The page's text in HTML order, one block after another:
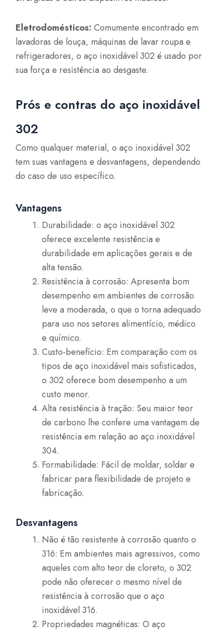
Eletrodomésticos: Comumente encontrado em
lavadoras de louça, máquinas de lavar roupa e
refrigeradores, o aço inoxidável 302 é usado por
sua força e resistência ao desgaste.
Prós e contras do aço inoxidável
302
Como qualquer material, o aço inoxidável 302
tem suas vantagens e desvantagens, dependendo
do caso de uso específico.
Vantagens
Durabilidade: o aço inoxidável 302
oferece excelente resistência e
durabilidade em aplicações gerais e de
alta tensão.
Resistência à corrosão: Apresenta bom
desempenho em ambientes de corrosão
leve a moderada, o que o torna adequado
para uso nos setores alimentício, médico
e químico.
Custo-benefício: Em comparação com os
tipos de aço inoxidável mais sofisticados,
o 302 oferece bom desempenho a um
custo menor.
Alta resistência à tração: Seu maior teor
de carbono lhe confere uma vantagem de
resistência em relação ao aço inoxidável
304.
Formabilidade: Fácil de moldar, soldar e
fabricar para flexibilidade de projeto e
fabricação.
Desvantagens
Não é tão resistente à corrosão quanto o
316: Em ambientes mais agressivos, como
aqueles com alto teor de cloreto, o 302
pode não oferecer o mesmo nível de
resistência à corrosão que o aço
inoxidável 316.
Propriedades magnéticas: O aço